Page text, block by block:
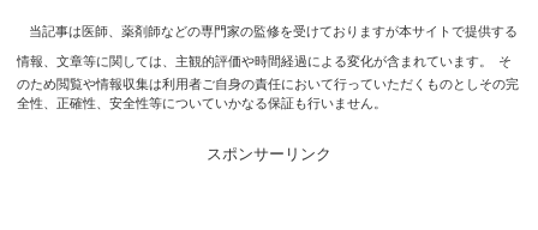
当記事は医師、薬剤師などの専門家の監修を受けておりますが本サイトで提供する
情報、文章等に関しては、主観的評価や時間経過による変化が含まれています。
そ
のため閲覧や情報収集は利用者ご自身の責任において行っていただくものとしその完
全性、正確性、安全性等についていかなる保証も行いません。
スポンサーリンク